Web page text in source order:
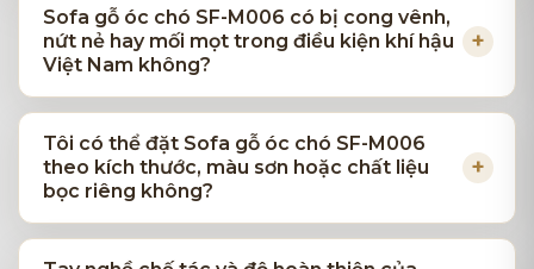
Sofa gỗ óc chó SF-M006 có bị cong vênh,
nứt nẻ hay mối mọt trong điều kiện khí hậu
Việt Nam không?
Tôi có thể đặt Sofa gỗ óc chó SF-M006
theo kích thước, màu sơn hoặc chất liệu
bọc riêng không?